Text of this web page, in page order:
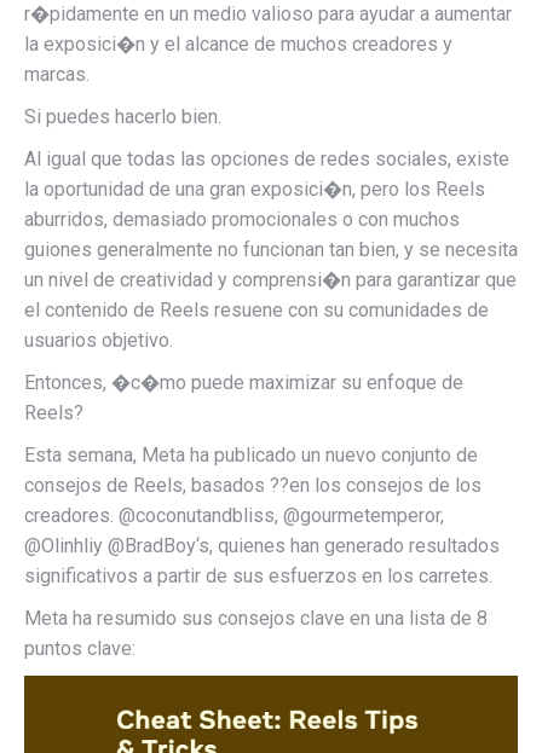
r�pidamente en un medio valioso para ayudar a aumentar
la exposici�n y el alcance de muchos creadores y
marcas.
Si puedes hacerlo bien.
Al igual que todas las opciones de redes sociales, existe
la oportunidad de una gran exposici�n, pero los Reels
aburridos, demasiado promocionales o con muchos
guiones generalmente no funcionan tan bien, y se necesita
un nivel de creatividad y comprensi�n para garantizar que
el contenido de Reels resuene con su comunidades de
usuarios objetivo.
Entonces, �c�mo puede maximizar su enfoque de
Reels?
Esta semana, Meta ha publicado un nuevo conjunto de
consejos de Reels, basados ??en los consejos de los
creadores. @coconutandbliss, @gourmetemperor,
@Olinhliy @BradBoy‘s, quienes han generado resultados
significativos a partir de sus esfuerzos en los carretes.
Meta ha resumido sus consejos clave en una lista de 8
puntos clave: